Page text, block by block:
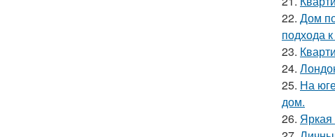
22. Дом
подхода
23.
24.
25. На
дом.
26. Яркая